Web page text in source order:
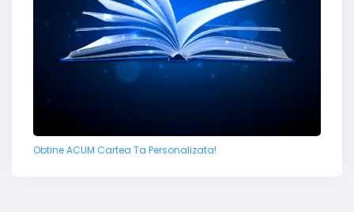
Obtine ACUM Cartea Ta Personalizata!